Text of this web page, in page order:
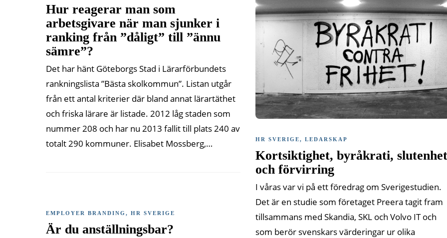
Hur reagerar man som
arbetsgivare när man sjunker i
ranking från ”dåligt” till ”ännu
sämre”?
Det har hänt Göteborgs Stad i Lärarförbundets
rankningslista ”Bästa skolkommun”. Listan utgår
från ett antal kriterier där bland annat lärartäthet
och friska lärare är listade. 2012 låg staden som
nummer 208 och har nu 2013 fallit till plats 240 av
totalt 290 kommuner. Elisabet Mossberg,…
HR SVERIGE, LEDARSKAP
Kortsiktighet, byråkrati, slutenhet
och förvirring
I våras var vi på ett föredrag om Sverigestudien.
Det är en studie som företaget Preera tagit fram
tillsammans med Skandia, SKL och Volvo IT och
som berör svenskars värderingar ur olika
EMPLOYER BRANDING , HR SVERIGE
Är du anställningsbar?